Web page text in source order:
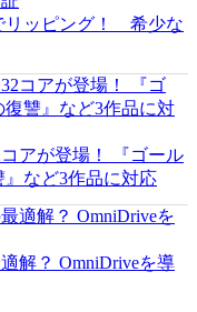
リッピング！ 希少な
コアが登場！ 『ゴール
など3作品に対応
解？ OmniDriveを導